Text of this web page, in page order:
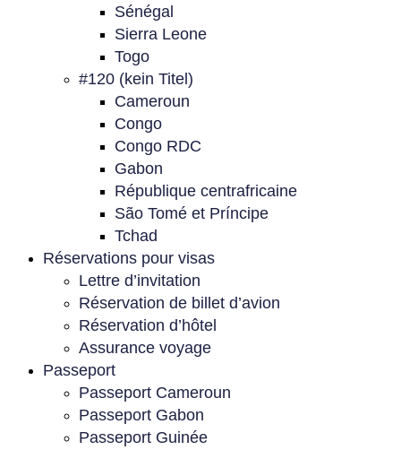
Sénégal
Sierra Leone
Togo
#120 (kein Titel)
Cameroun
Congo
Congo RDC
Gabon
République centrafricaine
São Tomé et Príncipe
Tchad
Réservations pour visas
Lettre d’invitation
Réservation de billet d’avion
Réservation d’hôtel
Assurance voyage
Passeport
Passeport Cameroun
Passeport Gabon
Passeport Guinée